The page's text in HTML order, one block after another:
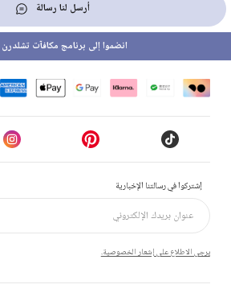
أرسل لنا رسالة
إشتركوا في رسالتنا الإخبارية
يرجى الاطلاع على إشعار الخصوصية.
انضموا إلى برنامج مكافآت